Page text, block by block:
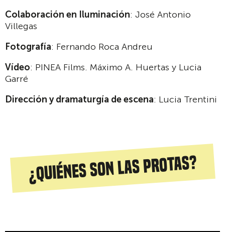
Colaboración en Iluminación: José Antonio
Villegas
Fotografía: Fernando Roca Andreu
Vídeo: PINEA Films. Máximo A. Huertas y Lucia
Garré
Dirección y dramaturgía de escena: Lucia Trentini
¿Quiénes son las protas?